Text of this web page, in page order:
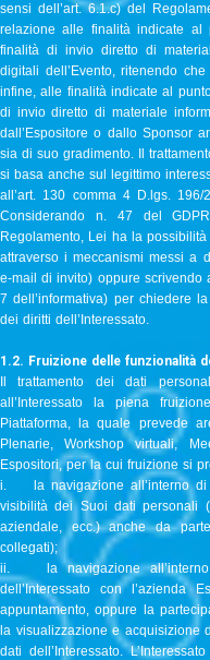
sensi dell’art. 6.1.c) del
relazione alle finalità indicate
finalità di invio diretto di
digitali dell’Evento, ritenendo
infine, alle finalità indicate al
di invio diretto di materiale
dall’Espositore o dallo Sponsor
sia di suo gradimento. Il
si basa anche sul legittimo
all’art. 130 comma 4 D.lgs. 196/
Considerando n. 47 del
Regolamento, Lei ha la
attraverso i meccanismi messi a
e-mail di invito) oppure scrivendo
7 dell’informativa) per chiedere
dei diritti dell’Interessato.
1.2. Fruizione delle funzionalità
Il trattamento dei dati
all’Interessato la piena
Piattaforma, la quale prevede
Plenarie, Workshop virtuali,
Espositori, per la cui fruizione si
i. la navigazione all’interno di
visibilità dei Suoi dati personali
aziendale, ecc.) anche da
collegati);
ii. la navigazione all’interno
dell’Interessato con l’azienda
appuntamento, oppure la
la visualizzazione e acquisizione
dati dell’Interessato.